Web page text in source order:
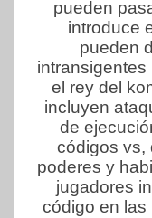
pueden
introduce
pueden
el rey del
incluyen
de
códigos vs,
poderes y
jugadores
código en las